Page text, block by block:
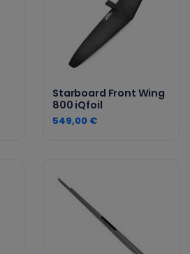
Starboard Front Wing
800 iQfoil
549,00 €